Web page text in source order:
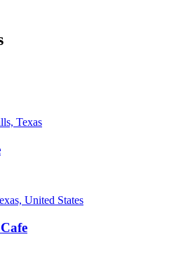
Texas
United States